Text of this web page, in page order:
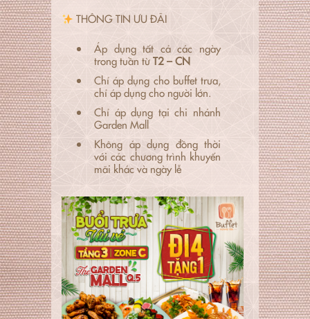
THÔNG TIN ƯU ĐÃI
Áp dụng tất cả các ngày
trong tuần từT2 – CN
Chỉ áp dụng cho buffet trưa,
chỉ áp dụng cho người lớn.
Chỉ áp dụng tại chi nhánh
Garden Mall
Không áp dụng đồng thời
với các chương trình khuyến
mãi khác và ngày lễ